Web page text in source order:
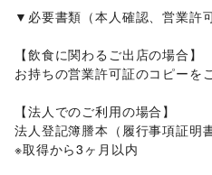
公営競技・宝くじ/その他エン
アート・デザイン
その他アート・デザイン
レジャー・スポーツ
バスケットボール/ゴルフ
車・バイク・モビリティ
車/バイク・オートバイ
▼必要書類（本人確認、営業許
【飲食に関わるご出店の場合】
お持ちの営業許可証のコピーを
【法人でのご利用の場合】
法人登記簿謄本（履行事項証明
※取得から3ヶ月以内